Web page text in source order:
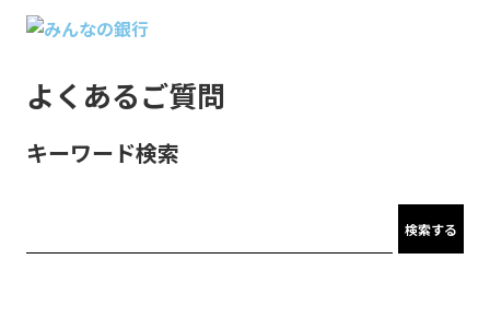
よくあるご質問
キーワード検索
検索する